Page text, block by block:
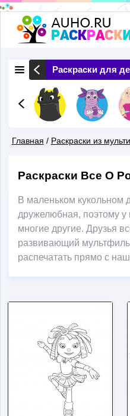
Перейти
к
основному
Природа Раскраски для
Здесь
Главная / Раскраски из
Раскраски Все О
В маленьком кукольном
дружелюбная, поэтому
многие другие. Друзья
развивающий
распечатать прямо с